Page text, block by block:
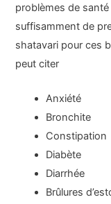
problèmes de santé
suffisamment de
shatavari pour ces
peut citer
Anxiété
Bronchite
Constipation
Diabète
Diarrhée
Brûlures